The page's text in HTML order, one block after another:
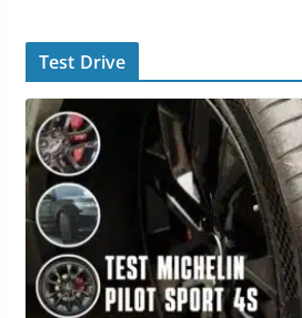
Test Drive